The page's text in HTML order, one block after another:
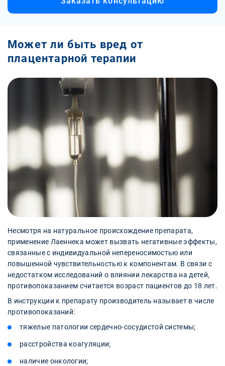
Может ли быть вред от
плацентарной терапии
Несмотря на натуральное происхождение препарата,
применение Лаеннека может вызвать негативные эффекты,
связанные с индивидуальной непереносимостью или
повышенной чувствительностью к компонентам. В связи с
недостатком исследований о влиянии лекарства на детей,
противопоказанием считается возраст пациентов до 18 лет.
В инструкции к препарату производитель называет в числе
противопоказаний:
тяжелые патологии сердечно-сосудистой системы;
расстройства коагуляции;
наличие онкологии;